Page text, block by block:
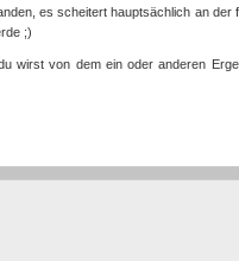
es scheitert hauptsächlich an der
;)
wirst von dem ein oder anderen